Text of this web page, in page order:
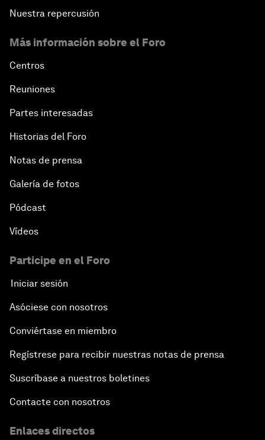
Nuestra repercusión
Más información sobre el Foro
Centros
Reuniones
Partes interesadas
Historias del Foro
Notas de prensa
Galería de fotos
Pódcast
Vídeos
Participe en el Foro
Iniciar sesión
Asóciese con nosotros
Conviértase en miembro
Regístrese para recibir nuestras notas de prensa
Suscríbase a nuestros boletines
Contacte con nosotros
Enlaces directos